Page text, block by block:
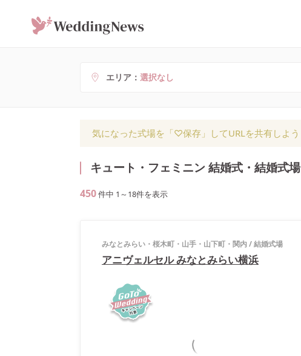
エリア 選択なし
気になった式場を「♡保存」してURLを共有しよう
キュート・フェミニン 結婚式・結婚式場
450件中 1 ～ 18件を表示
みなとみらい・桜木町・山手・山下町・関内/結婚式場
アニヴェルセル みなとみらい横浜